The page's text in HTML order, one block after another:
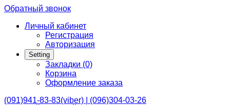
Обратный звонок
Личный кабинет
Регистрация
Авторизация
Setting
Закладки (0)
Корзина
Оформление заказа
(091)941-83-83(viber) | (096)304-03-26